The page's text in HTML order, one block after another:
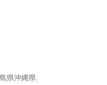
県沖縄県